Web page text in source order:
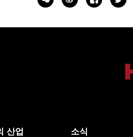
산업 소식